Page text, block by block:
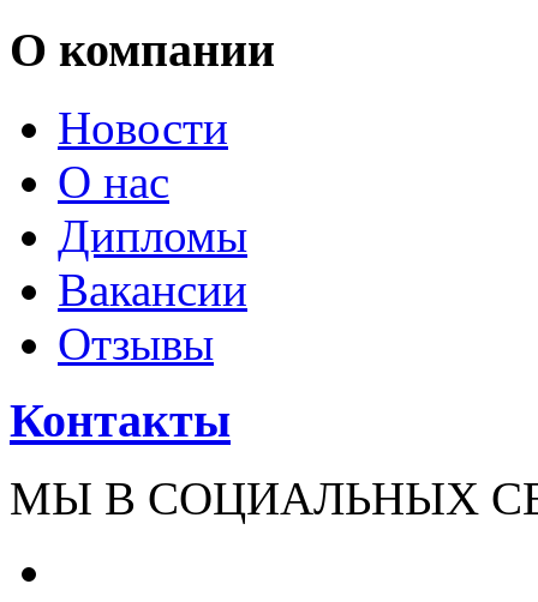
О компании
Новости
О нас
Дипломы
Вакансии
Отзывы
Контакты
МЫ В СОЦИАЛЬНЫХ